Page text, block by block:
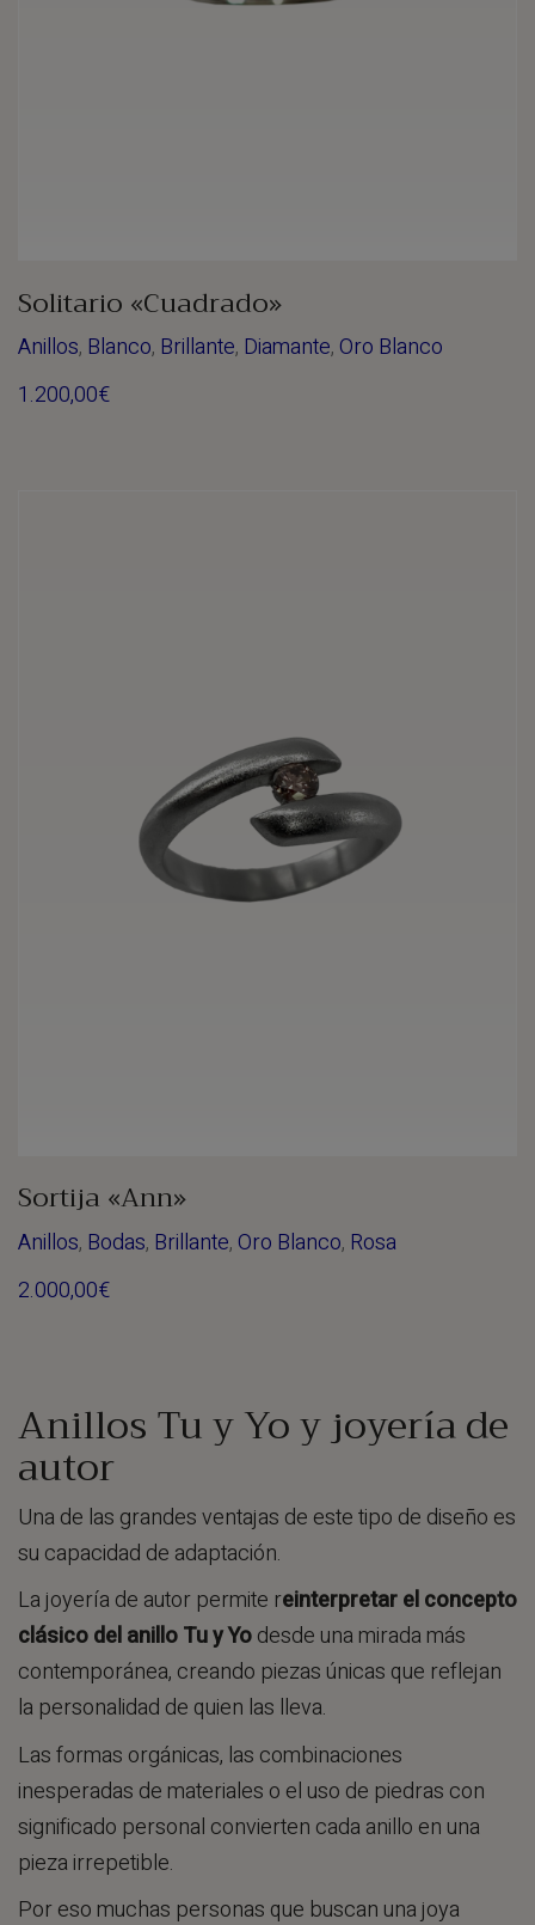
Solitario «Cuadrado»
Anillos, Blanco, Brillante, Diamante,Oro Blanco
1.200,00€
Sortija «Ann»
Anillos, Bodas, Brillante,Oro Blanco, Rosa
2.000,00€
Anillos Tu y Yo y joyería de
autor
Una de las grandes ventajas de este tipo de diseño es
su capacidad de adaptación.
La joyería de autor permite reinterpretar el concepto
clásico del anillo Tu y Yodesde una mirada más
contemporánea, creando piezas únicas que reflejan
la personalidad de quien las lleva.
Las formas orgánicas, las combinaciones
inesperadas de materiales o el uso de piedras con
significado personal convierten cada anillo en una
pieza irrepetible.
Por eso muchas personas que buscan una joya